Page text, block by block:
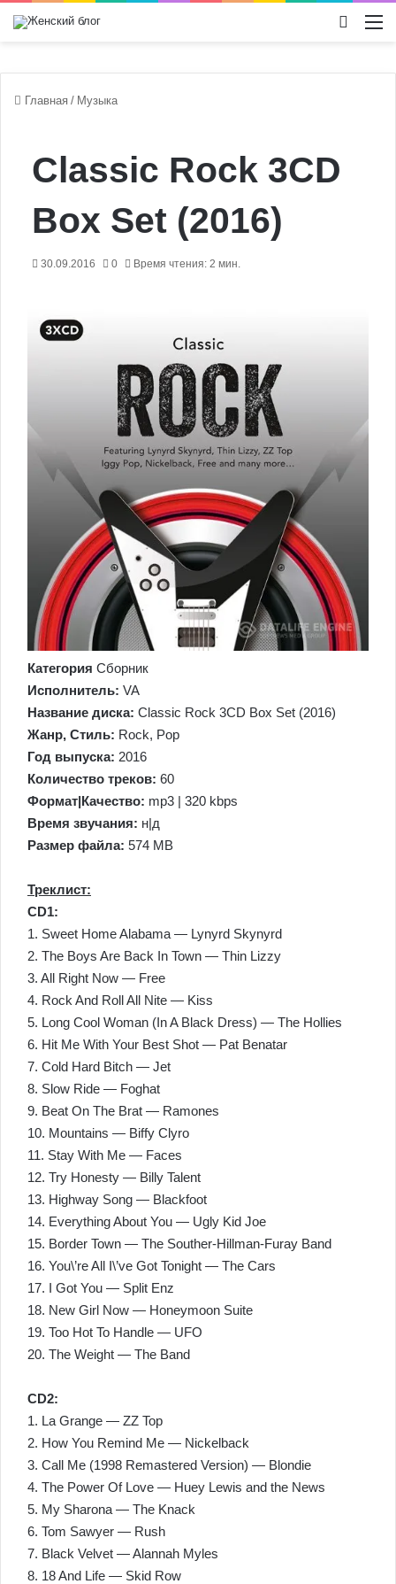
Главная / Музыка
Classic Rock 3CD
Box Set (2016)
30.09.2016 0 Время чтения: 2 мин.
Категория Сборник
Исполнитель: VA
Название диска: Classic Rock 3CD Box Set (2016)
Жанр, Стиль: Rock, Pop
Год выпуска: 2016
Количество треков: 60
Формат|Качество: mp3 | 320 kbps
Время звучания: н|д
Размер файла: 574 MB
Треклист:
CD1:
1. Sweet Home Alabama — Lynyrd Skynyrd
2. The Boys Are Back In Town — Thin Lizzy
3. All Right Now — Free
4. Rock And Roll All Nite — Kiss
5. Long Cool Woman (In A Black Dress) — The Hollies
6. Hit Me With Your Best Shot — Pat Benatar
7. Cold Hard Bitch — Jet
8. Slow Ride — Foghat
9. Beat On The Brat — Ramones
10. Mountains — Biffy Clyro
11. Stay With Me — Faces
12. Try Honesty — Billy Talent
13. Highway Song — Blackfoot
14. Everything About You — Ugly Kid Joe
15. Border Town — The Souther-Hillman-Furay Band
16. You\’re All I\’ve Got Tonight — The Cars
17. I Got You — Split Enz
18. New Girl Now — Honeymoon Suite
19. Too Hot To Handle — UFO
20. The Weight — The Band
CD2:
1. La Grange — ZZ Top
2. How You Remind Me — Nickelback
3. Call Me (1998 Remastered Version) — Blondie
4. The Power Of Love — Huey Lewis and the News
5. My Sharona — The Knack
6. Tom Sawyer — Rush
7. Black Velvet — Alannah Myles
8. 18 And Life — Skid Row